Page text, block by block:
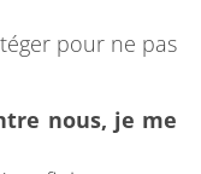
pour ne pas
nous, je me